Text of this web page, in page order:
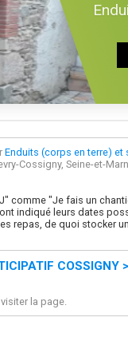
Enduits (corps en terre) et
Cossigny, Seine-et-
comme "Je fais un
indiqué leurs dates
repas, de quoi stocker
COSSIGNY
la page.